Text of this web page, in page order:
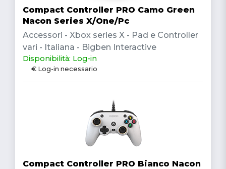
Compact Controller PRO Camo Green
Nacon Series X/One/Pc
Accessori - Xbox series X - Pad e Controller
vari - Italiana - Bigben Interactive
Disponibilità: Log-in
€ Log-in necessario
Compact Controller PRO Bianco Nacon